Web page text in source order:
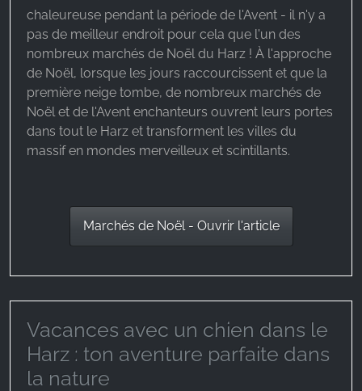
chaleureuse pendant la période de l'Avent - il n'y a
pas de meilleur endroit pour cela que l'un des
nombreux marchés de Noël du Harz ! À l'approche
de Noël, lorsque les jours raccourcissent et que la
première neige tombe, de nombreux marchés de
Noël et de l'Avent enchanteurs ouvrent leurs portes
dans tout le Harz et transforment les villes du
massif en mondes merveilleux et scintillants.
Marchés de Noël - Ouvrir l'article
Vacances avec un chien dans le
Harz : ton aventure parfaite dans
la nature